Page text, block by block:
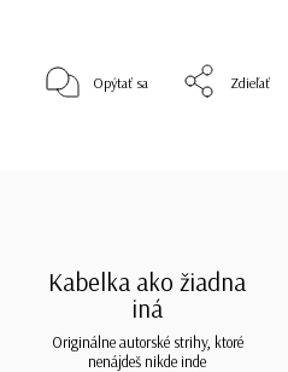
Opýtať sa Zdieľať
Kabelka ako žiadna
iná
Originálne autorské strihy, ktoré
nenájdeš nikde inde